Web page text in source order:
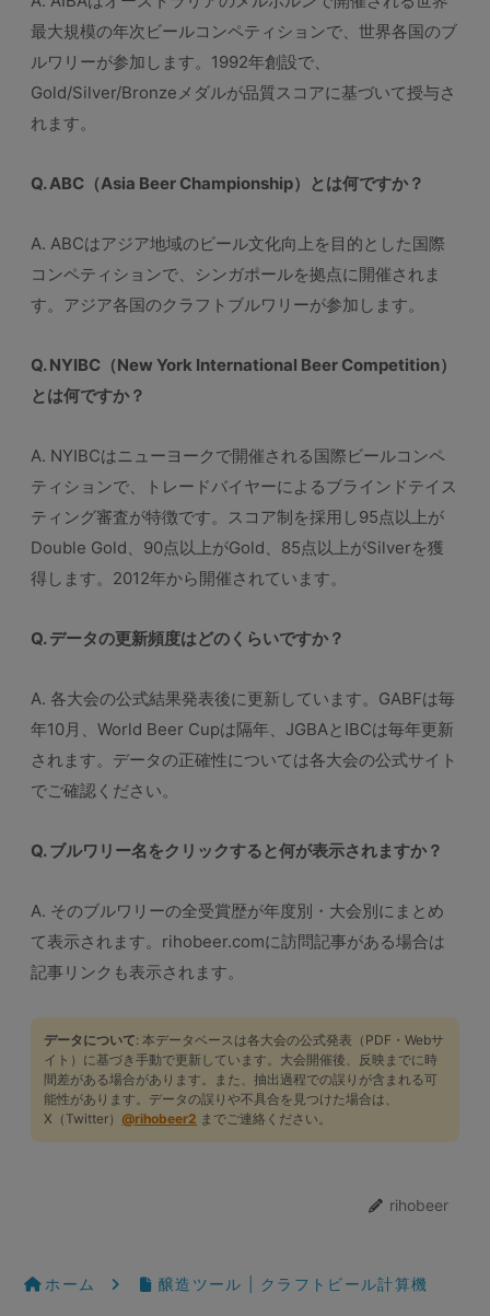
最大規模の年次ビールコンペティションで、世界各国のブ
ルワリーが参加します。1992年創設で、
Gold/Silver/Bronzeメダルが品質スコアに基づいて授与さ
れます。
Q. ABC（Asia Beer Championship）とは何ですか？
A. ABCはアジア地域のビール文化向上を目的とした国際
コンペティションで、シンガポールを拠点に開催されま
す。アジア各国のクラフトブルワリーが参加します。
Q. NYIBC（New York International Beer Competition）
とは何ですか？
A. NYIBCはニューヨークで開催される国際ビールコンペ
ティションで、トレードバイヤーによるブラインドテイス
ティング審査が特徴です。スコア制を採用し95点以上が
Double Gold、90点以上がGold、85点以上がSilverを獲
得します。2012年から開催されています。
Q. データの更新頻度はどのくらいですか？
A. 各大会の公式結果発表後に更新しています。GABFは毎
年10月、World Beer Cupは隔年、JGBAとIBCは毎年更新
されます。データの正確性については各大会の公式サイト
でご確認ください。
Q. ブルワリー名をクリックすると何が表示されますか？
A. そのブルワリーの全受賞歴が年度別・大会別にまとめ
て表示されます。rihobeer.comに訪問記事がある場合は
記事リンクも表示されます。
データについて: 本データベースは各大会の公式発表（PDF・Webサ
イト）に基づき手動で更新しています。大会開催後、反映までに時
間差がある場合があります。また、抽出過程での誤りが含まれる可
能性があります。データの誤りや不具合を見つけた場合は、
X（Twitter） @rihobeer2 までご連絡ください。
rihobeer
ホーム 醸造ツール | クラフトビール計算機